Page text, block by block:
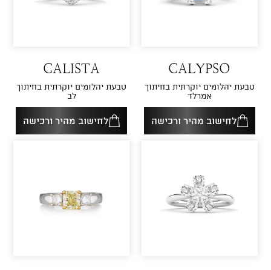
CALYPSO
טבעת יהלומים יוקרתית בחיתוך
אמרלד
לחישוב מהיר ורכישה
CALISTA
טבעת יהלומים יוקרתית בחיתוך
לב
לחישוב מהיר ורכישה